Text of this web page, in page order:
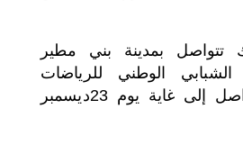
تتواصل بمدينة بني مطير
الشبابي الوطني للرياضات
الجبلية والذي يتواصل إلى غاية يوم 23ديسمبر